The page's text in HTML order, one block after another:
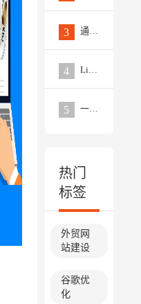
3 通过6个简单步骤撰写高质量的EPR新闻稿
4 LinkedIn推广最新趋势和策略应对
5 一个优秀的外贸网站需要具备的要点分析
热门
标签
外贸网
站建设
谷歌优
化